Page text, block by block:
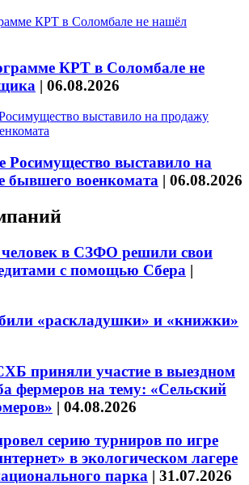
КРТ в Соломбале не
| 06.08.2026
Росимущество выставило на
бывшего военкомата | 06.08.2026
в СЗФО решили свои
с помощью Сбера |
«раскладушки» и «книжки»
приняли участие в выездном
фермеров на тему: «Сельский
| 04.08.2026
серию турниров по игре
в экологическом лагере
парка | 31.07.2026